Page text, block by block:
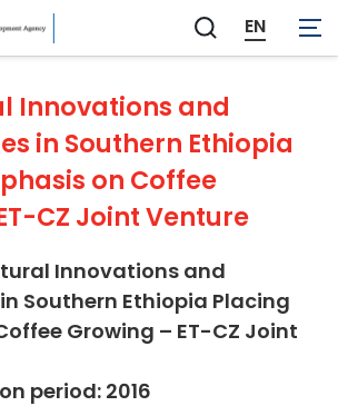
Zobrazit
vyhledávání
EN
Not applicable
Innovations and
in Southern Ethiopia
on Coffee
CZ Joint Venture
Innovations and
Southern Ethiopia Placing
Growing – ET-CZ Joint
period: 2016